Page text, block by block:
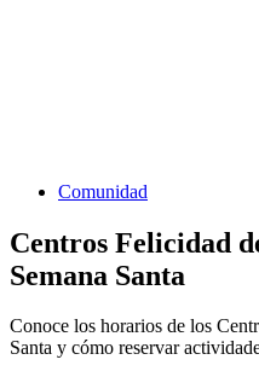
Comunidad
Centros Felicidad
Semana Santa
Conoce los horarios de los
Santa y cómo reservar